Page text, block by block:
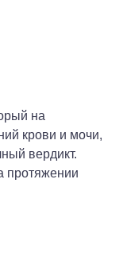
на
крови и мочи,
вердикт.
протяжении